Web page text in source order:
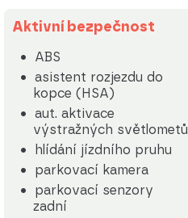
Aktivní bezpečnost
ABS
asistent rozjezdu do
kopce (HSA)
aut. aktivace
výstražných světlometů
hlídání jízdního pruhu
parkovací kamera
parkovací senzory
zadní